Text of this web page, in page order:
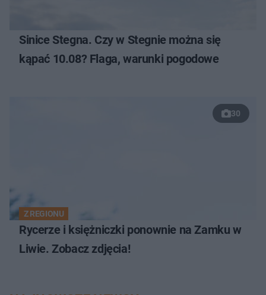
Sinice Stegna. Czy w Stegnie można się
kąpać 10.08? Flaga, warunki pogodowe
30
Z REGIONU
Rycerze i księżniczki ponownie na Zamku w
Liwie. Zobacz zdjęcia!